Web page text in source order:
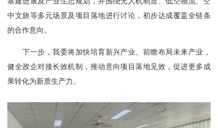
中文旅等多元场景及项目落地进行讨论，初步达成覆盖全链条
的合作意向。
下一步，我委将加快培育新兴产业、前瞻布局未来产业，
健全政企对接长效机制，推动意向项目落地见效，促进更多成
果转化为新质生产力。